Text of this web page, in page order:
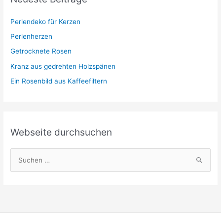
r
i
e
Perlendeko für Kerzen
Perlenherzen
Getrocknete Rosen
Kranz aus gedrehten Holzspänen
Ein Rosenbild aus Kaffeefiltern
Webseite durchsuchen